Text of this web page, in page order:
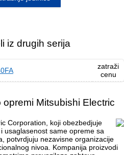
iz drugih serija
zatraži
cenu
Mitsubishi Electric
Corporation, koji obezbedjuje
usaglasenost same opreme sa
potvrdjuju nezavisne organizacije
nivoa. Kompanija proizvodi